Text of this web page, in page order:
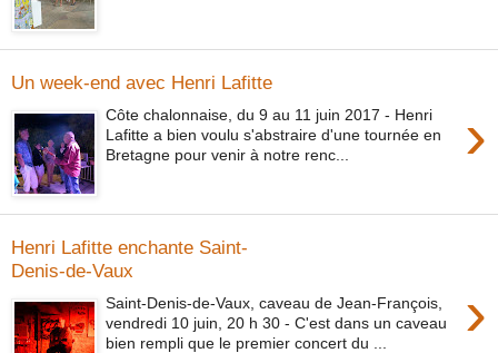
Un week-end avec Henri Lafitte
›
Côte chalonnaise, du 9 au 11 juin 2017 - Henri
Lafitte a bien voulu s'abstraire d'une tournée en
Bretagne pour venir à notre renc...
Henri Lafitte enchante Saint-
Denis-de-Vaux
›
Saint-Denis-de-Vaux, caveau de Jean-François,
vendredi 10 juin, 20 h 30 - C'est dans un caveau
bien rempli que le premier concert du ...